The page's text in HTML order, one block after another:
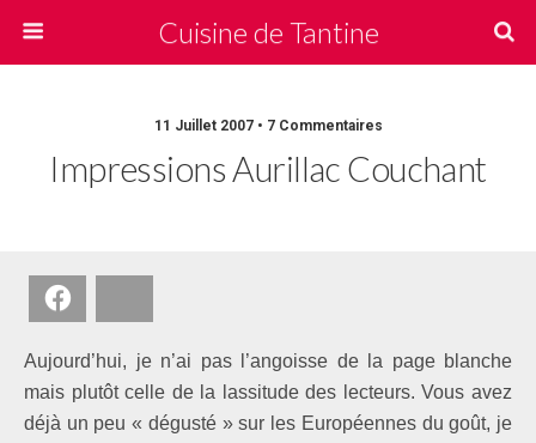
Cuisine de Tantine
11 Juillet 2007 • 7 Commentaires
Impressions Aurillac Couchant
Aujourd’hui, je n’ai pas l’angoisse de la page blanche
mais plutôt celle de la lassitude des lecteurs. Vous avez
déjà un peu « dégusté » sur les Européennes du goût, je